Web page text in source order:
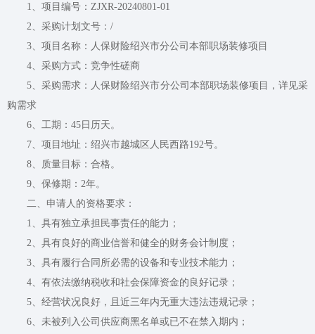
1、项目编号：ZJXR-20240801-01
2、采购计划文号：/
3、项目名称：人保财险绍兴市分公司本部职场装修项目
4、采购方式：竞争性磋商
5、采购需求：人保财险绍兴市分公司本部职场装修项目，详见采
购需求
6、工期：45日历天。
7、项目地址：绍兴市越城区人民西路192号。
8、质量目标：合格。
9、保修期：2年。
二、申请人的资格要求：
1、具有独立承担民事责任的能力；
2、具有良好的商业信誉和健全的财务会计制度；
3、具有履行合同所必需的设备和专业技术能力；
4、有依法缴纳税收和社会保障资金的良好记录；
5、经营状况良好，且近三年内无重大违法违规记录；
6、未被列入公司供应商黑名单或已不在禁入期内；